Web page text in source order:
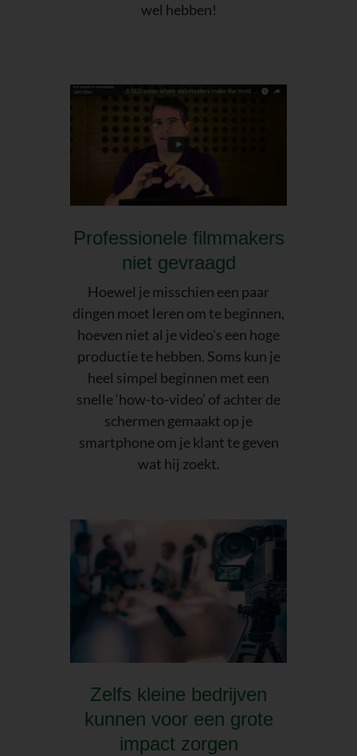
wel hebben!
Professionele filmmakers
niet gevraagd
Hoewel je misschien een paar
dingen moet leren om te beginnen,
hoeven niet al je video's een hoge
productie te hebben. Soms kun je
heel simpel beginnen met een
snelle ‘how-to-video’ of achter de
schermen gemaakt op je
smartphone om je klant te geven
wat hij zoekt.
Zelfs kleine bedrijven
kunnen voor een grote
impact zorgen